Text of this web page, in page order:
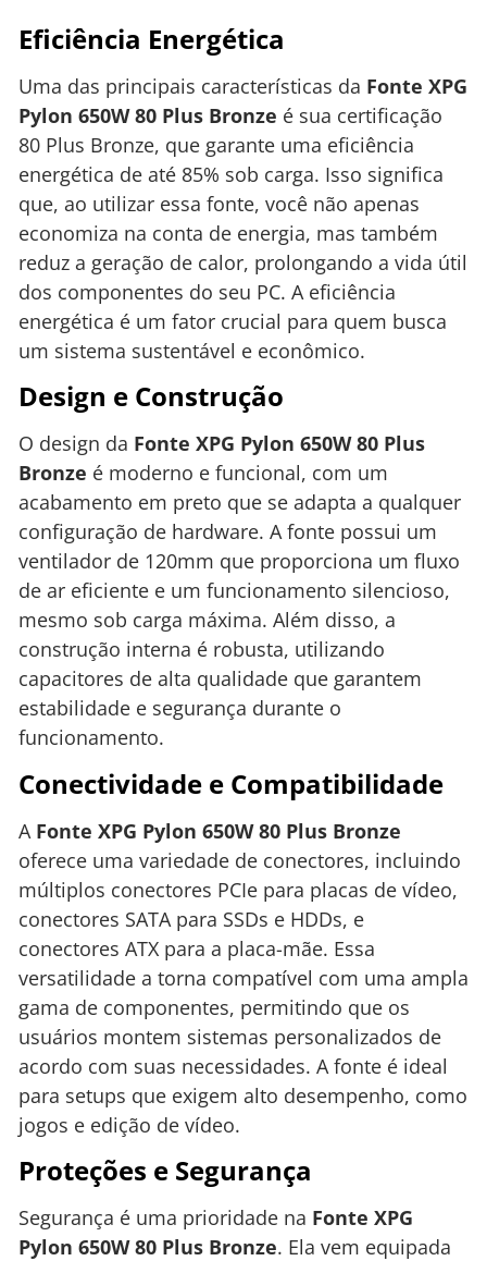
Eficiência Energética
Uma das principais características da Fonte XPG
Pylon 650W 80 Plus Bronze é sua certificação
80 Plus Bronze, que garante uma eficiência
energética de até 85% sob carga. Isso significa
que, ao utilizar essa fonte, você não apenas
economiza na conta de energia, mas também
reduz a geração de calor, prolongando a vida útil
dos componentes do seu PC. A eficiência
energética é um fator crucial para quem busca
um sistema sustentável e econômico.
Design e Construção
O design da Fonte XPG Pylon 650W 80 Plus
Bronze é moderno e funcional, com um
acabamento em preto que se adapta a qualquer
configuração de hardware. A fonte possui um
ventilador de 120mm que proporciona um fluxo
de ar eficiente e um funcionamento silencioso,
mesmo sob carga máxima. Além disso, a
construção interna é robusta, utilizando
capacitores de alta qualidade que garantem
estabilidade e segurança durante o
funcionamento.
Conectividade e Compatibilidade
A Fonte XPG Pylon 650W 80 Plus Bronze
oferece uma variedade de conectores, incluindo
múltiplos conectores PCIe para placas de vídeo,
conectores SATA para SSDs e HDDs, e
conectores ATX para a placa-mãe. Essa
versatilidade a torna compatível com uma ampla
gama de componentes, permitindo que os
usuários montem sistemas personalizados de
acordo com suas necessidades. A fonte é ideal
para setups que exigem alto desempenho, como
jogos e edição de vídeo.
Proteções e Segurança
Segurança é uma prioridade na Fonte XPG
Pylon 650W 80 Plus Bronze. Ela vem equipada